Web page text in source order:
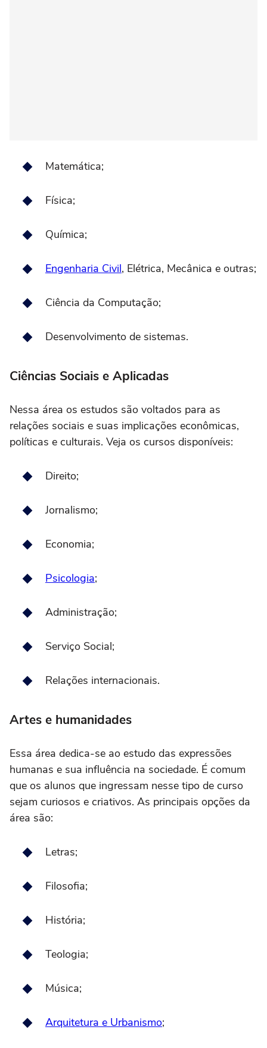
Matemática;
Física;
Química;
Engenharia Civil, Elétrica, Mecânica e outras;
Ciência da Computação;
Desenvolvimento de sistemas.
Ciências Sociais e Aplicadas
Nessa área os estudos são voltados para as
relações sociais e suas implicações econômicas,
políticas e culturais. Veja os cursos disponíveis:
Direito;
Jornalismo;
Economia;
Psicologia;
Administração;
Serviço Social;
Relações internacionais.
Artes e humanidades
Essa área dedica-se ao estudo das expressões
humanas e sua influência na sociedade. É comum
que os alunos que ingressam nesse tipo de curso
sejam curiosos e criativos. As principais opções da
área são:
Letras;
Filosofia;
História;
Teologia;
Música;
Arquitetura e Urbanismo;